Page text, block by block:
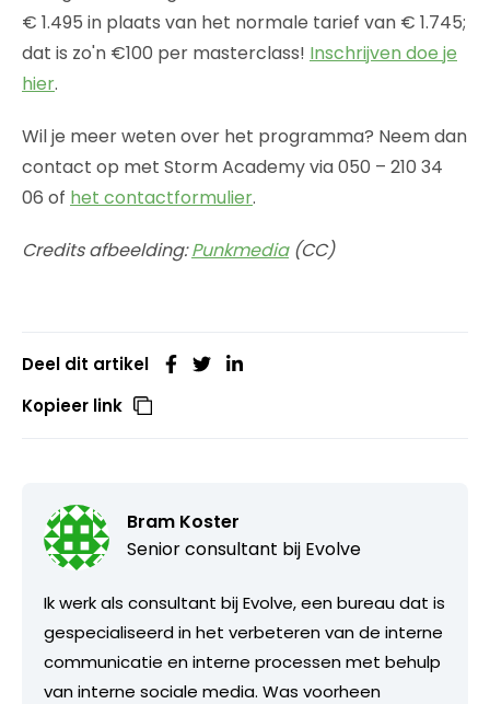
€ 1.495 in plaats van het normale tarief van € 1.745;
dat is zo'n €100 per masterclass! Inschrijven doe je
hier.
Wil je meer weten over het programma? Neem dan
contact op met Storm Academy via 050 – 210 34
06 of het contactformulier.
Credits afbeelding:Punkmedia(CC)
Deel dit artikel
Kopieer link
Bram Koster
Senior consultant bij Evolve
Ik werk als consultant bij Evolve, een bureau dat is
gespecialiseerd in het verbeteren van de interne
communicatie en interne processen met behulp
van interne sociale media. Was voorheen